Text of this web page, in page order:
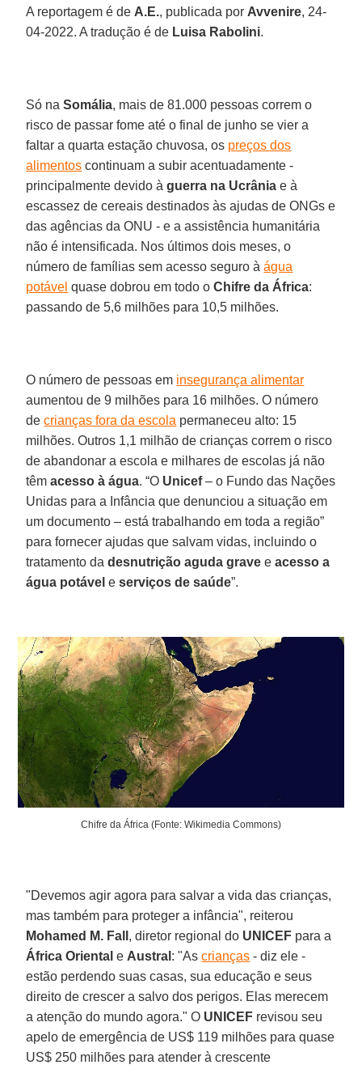
A reportagem é de A.E., publicada por Avvenire, 24-
04-2022. A tradução é de Luisa Rabolini.
Só naSomália, mais de 81.000 pessoas correm o
risco de passar fome até o final de junho se vier a
faltar a quarta estação chuvosa, os preços dos
alimentos continuam a subir acentuadamente -
principalmente devido àguerra na Ucrânia e à
escassez de cereais destinados às ajudas de ONGs e
das agências da ONU - e a assistência humanitária
não é intensificada. Nos últimos dois meses, o
número de famílias sem acesso seguro àágua
potável quase dobrou em todo oChifre da África:
passando de 5,6 milhões para 10,5 milhões.
O número de pessoas em insegurança alimentar
aumentou de 9 milhões para 16 milhões. O número
decrianças fora da escola permaneceu alto: 15
milhões. Outros 1,1 milhão de crianças correm o risco
de abandonar a escola e milhares de escolas já não
têmacesso à água. “O Unicef– o Fundo das Nações
Unidas para a Infância que denunciou a situação em
um documento – está trabalhando em toda a região”
para fornecer ajudas que salvam vidas, incluindo o
tratamento dadesnutrição aguda grave eacesso a
água potável eserviços de saúde”.
Chifre da África (Fonte: Wikimedia Commons)
"Devemos agir agora para salvar a vida das crianças,
mas também para proteger a infância", reiterou
Mohamed M. Fall , diretor regional do UNICEF para a
África Oriental e Austral : "Ascrianças - diz ele -
estão perdendo suas casas, sua educação e seus
direito de crescer a salvo dos perigos. Elas merecem
a atenção do mundo agora." O UNICEF revisou seu
apelo de emergência de US$ 119 milhões para quase
US$ 250 milhões para atender à crescente